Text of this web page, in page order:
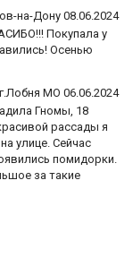
на-Дону 08.06.2024
Покупала у
Осенью
г.Лобня МО 06.06.2024
Гномы, 18
рассады я
улице. Сейчас
помидорки.
за такие